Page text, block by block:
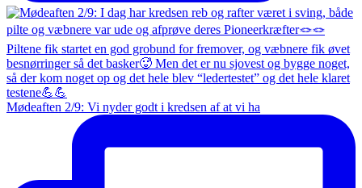
Mødeaften 2/9: Vi nyder godt i kredsen af at vi ha